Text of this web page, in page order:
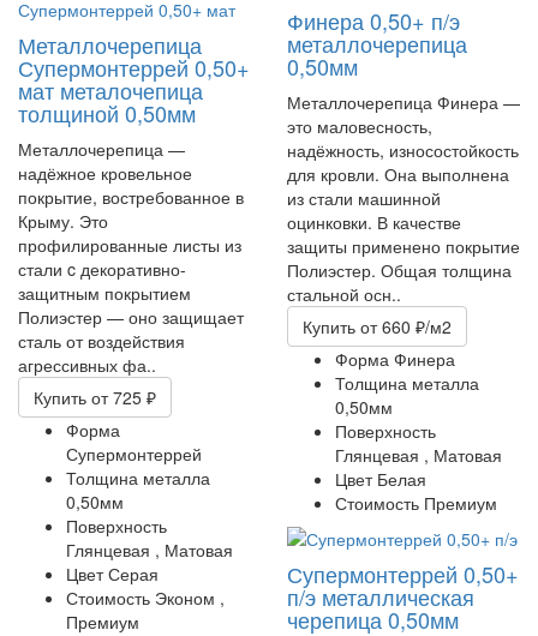
Металлочерепица
Супермонтеррей 0,50+
мат металочепица
толщиной 0,50мм
Металлочерепица —
надёжное кровельное
покрытие, востребованное в
Крыму. Это
профилированные листы из
стали c декоративно-
защитным покрытием
Полиэстер — оно защищает
сталь от воздействия
агрессивных фа..
Купить от 725 ₽
Форма
Супермонтеррей
Толщина металла
0,50мм
Поверхность
Глянцевая , Матовая
Цвет Серая
Стоимость Эконом ,
Премиум
Финера 0,50+ п/э
металлочерепица
0,50мм
Металлочерепица Финера —
это маловесность,
надёжность, износостойкость
для кровли. Она выполнена
из стали машинной
оцинковки. В качестве
защиты применено покрытие
Полиэстер. Общая толщина
стальной осн..
Купить от 660 ₽/м2
Форма Финера
Толщина металла
0,50мм
Поверхность
Глянцевая , Матовая
Цвет Белая
Стоимость Премиум
Супермонтеррей 0,50+
п/э металлическая
черепица 0,50мм